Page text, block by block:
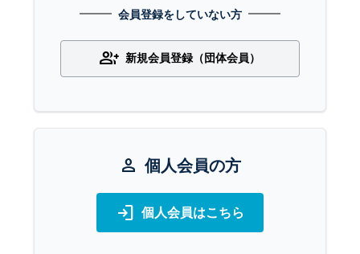
会員登録をしていない方
group_add 新規会員登録（団体会員）
person 個人会員の方
login 個人会員はこちら